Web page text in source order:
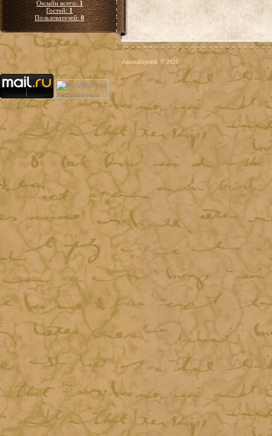
Онлайн всего:1
Гостей:1
Пользователей:0
Anomaliipoisk © 2026